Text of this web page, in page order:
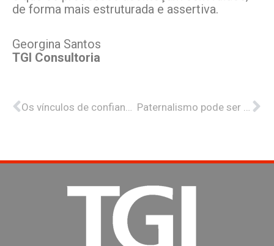
de forma mais estruturada e assertiva.
Georgina Santos
TGI Consultoria
Anterior Os vínculos de confiança nas empresas familiares Paternalismo pode ser ameaça para empresas familiares